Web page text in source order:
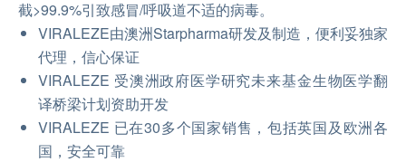
截>99.9%引致感冒/呼吸道不适的病毒。
VIRALEZE由澳洲Starpharma研发及制造，便利妥独家
代理，信心保证
VIRALEZE 受澳洲政府医学研究未来基金生物医学翻
译桥梁计划资助开发
VIRALEZE 已在30多个国家销售，包括英国及欧洲各
国，安全可靠